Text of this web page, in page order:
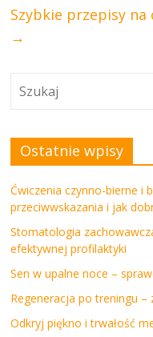
Szybkie przepisy
→
Ostatnie wpisy
Ćwiczenia czynno-bierne i
przeciwwskazania i jak
Stomatologia
efektywnej profilaktyki
Sen w upalne noce –
Regeneracja po treningu
Odkryj piękno i trwałość